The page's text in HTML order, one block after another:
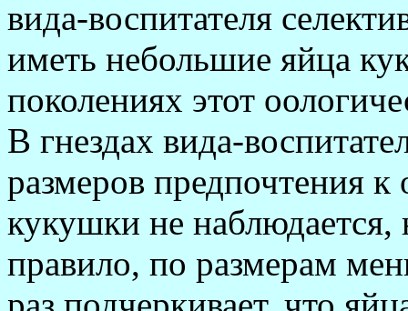
вида-воспитателя
иметь небольшие яйца
поколениях этот
В гнездах вида-
размеров предпочтения
кукушки не наблюдается,
правило, по размерам